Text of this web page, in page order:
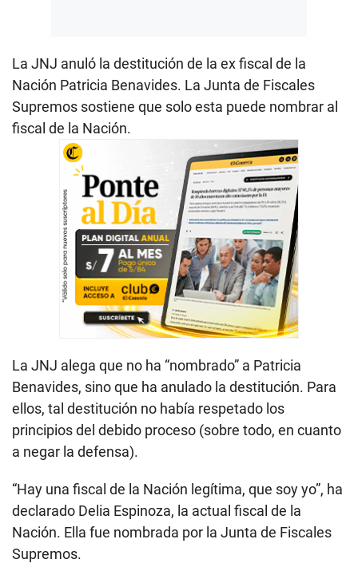
La JNJ anuló la destitución de la ex fiscal de la
Nación Patricia Benavides. La Junta de Fiscales
Supremos sostiene que solo esta puede nombrar al
fiscal de la Nación.
La JNJ alega que no ha “nombrado” a Patricia
Benavides, sino que ha anulado la destitución. Para
ellos, tal destitución no había respetado los
principios del debido proceso (sobre todo, en cuanto
a negar la defensa).
“Hay una fiscal de la Nación legítima, que soy yo”, ha
declarado Delia Espinoza, la actual fiscal de la
Nación. Ella fue nombrada por la Junta de Fiscales
Supremos.